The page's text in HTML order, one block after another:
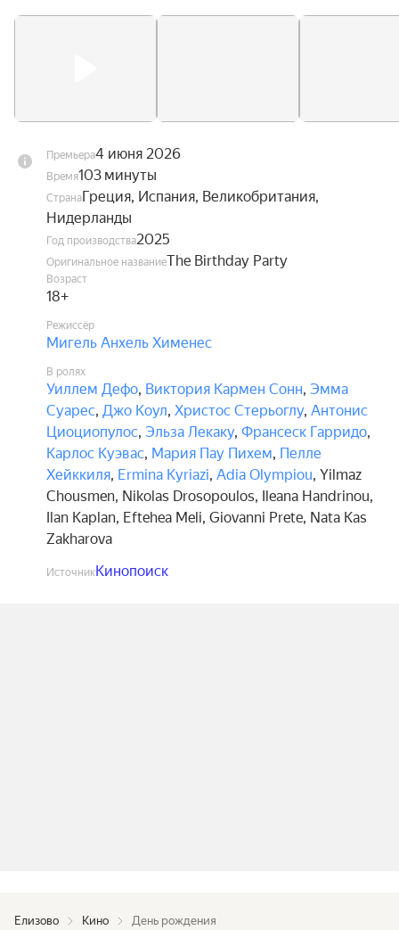
которое должно определить будущее дочери.
Премьера4 июня 2026
Время103 минуты
СтранаГреция, Испания, Великобритания,
Нидерланды
Год производства2025
Оригинальное названиеThe Birthday Party
Возраст
18+
Режиссёр
Мигель Анхель Хименес
В ролях
Уиллем Дефо, Виктория Кармен Сонн, Эмма
Суарес, Джо Коул, Христос Стерьоглу, Антонис
Циоциопулос, Эльза Лекаку, Франсеск Гарридо,
Карлос Куэвас, Мария Пау Пихем, Пелле
Хейккиля, Ermina Kyriazi, Adia Olympiou, Yilmaz
Chousmen, Nikolas Drosopoulos, Ileana Handrinou,
Ilan Kaplan, Eftehea Meli, Giovanni Prete, Nata Kas
Zakharova
ИсточникКинопоиск
Елизово Кино День рождения